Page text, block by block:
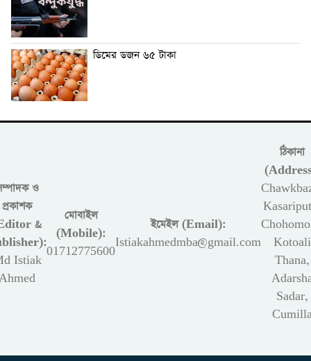
ডিমের ডজন ৬৫ টাকা
ও
প্রকাশক
&
Istiak
মোবাইল
(Mobile):
01712775600
ইমেইল (Email):
Istiakahmedmba@gmail.com
ঠিকানা
Kotoali
Thana,
Sadar,